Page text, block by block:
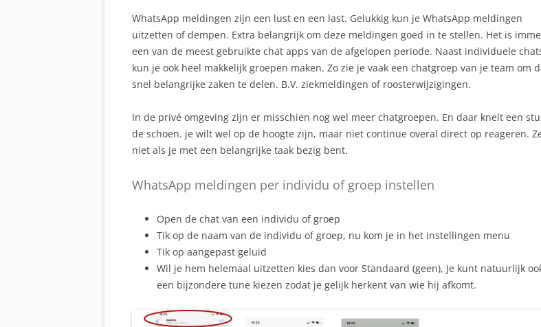
WhatsApp meldingen zijn een lust en een last. Gelukkig kun je WhatsApp meldingen
uitzetten of dempen. Extra belangrijk om deze meldingen goed in te stellen. Het is
een van de meest gebruikte chat apps van de afgelopen periode. Naast individuele
kun je ook heel makkelijk groepen maken. Zo zie je vaak een chatgroep van je team om
snel belangrijke zaken te delen. B.V. ziekmeldingen of roosterwijzigingen.
In de privé omgeving zijn er misschien nog wel meer chatgroepen. En daar knelt een
de schoen. je wilt wel op de hoogte zijn, maar niet continue overal direct op reageren.
niet als je met een belangrijke taak bezig bent.
WhatsApp meldingen per individu of groep instellen
Open de chat van een individu of groep
Tik op de naam van de individu of groep, nu kom je in het instellingen menu
Tik op aangepast geluid
Wil je hem helemaal uitzetten kies dan voor Standaard (geen), Je kunt natuurlijk
een bijzondere tune kiezen zodat je gelijk herkent van wie hij afkomt.